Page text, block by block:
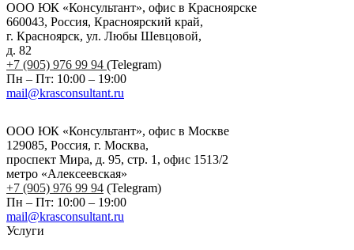
ООО ЮК «Консультант», офис в Красноярске
660043, Россия, Красноярский край,
г. Красноярск, ул. Любы Шевцовой,
д. 82
+7 (905) 976 99 94 (Telegram)
Пн – Пт: 10:00 – 19:00
mail@krasconsultant.ru
ООО ЮК «Консультант», офис в Москве
129085, Россия, г. Москва,
проспект Мира, д. 95, стр. 1, офис 1513/2
метро «Алексеевская»
+7 (905) 976 99 94 (Telegram)
Пн – Пт: 10:00 – 19:00
mail@krasconsultant.ru
Услуги